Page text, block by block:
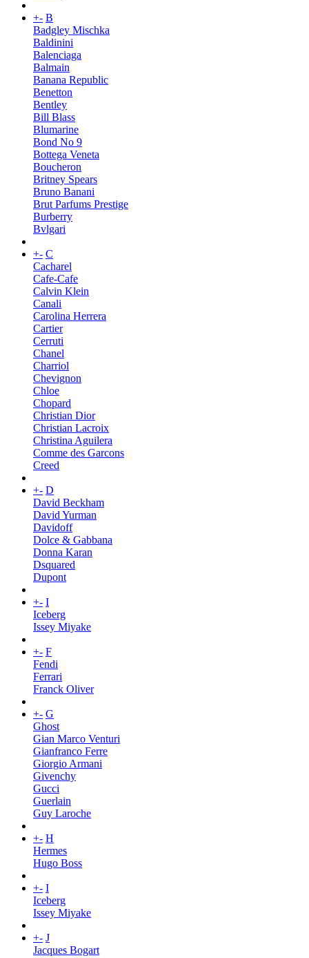
+- B
Badgley Mischka
Baldinini
Balenciaga
Balmain
Banana Republic
Benetton
Bentley
Bill Blass
Blumarine
Bond No 9
Bottega Veneta
Boucheron
Britney Spears
Bruno Banani
Brut Parfums Prestige
Burberry
Bvlgari
+- C
Cacharel
Cafe-Cafe
Calvin Klein
Canali
Carolina Herrera
Cartier
Cerruti
Chanel
Charriol
Chevignon
Chloe
Chopard
Christian Dior
Christian Lacroix
Christina Aguilera
Comme des Garcons
Creed
+- D
David Beckham
David Yurman
Davidoff
Dolce & Gabbana
Donna Karan
Dsquared
Dupont
+- I
Iceberg
Issey Miyake
+- F
Fendi
Ferrari
Franck Oliver
+- G
Ghost
Gian Marco Venturi
Gianfranco Ferre
Giorgio Armani
Givenchy
Gucci
Guerlain
Guy Laroche
+- H
Hermes
Hugo Boss
+- I
Iceberg
Issey Miyake
+- J
Jacques Bogart